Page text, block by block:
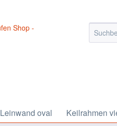
Leinwand oval Keilrahmen